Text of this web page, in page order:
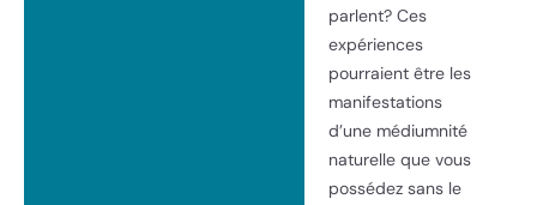
parlent? Ces
expériences
pourraient être les
manifestations
d’une médiumnité
naturelle que vous
possédez sans le